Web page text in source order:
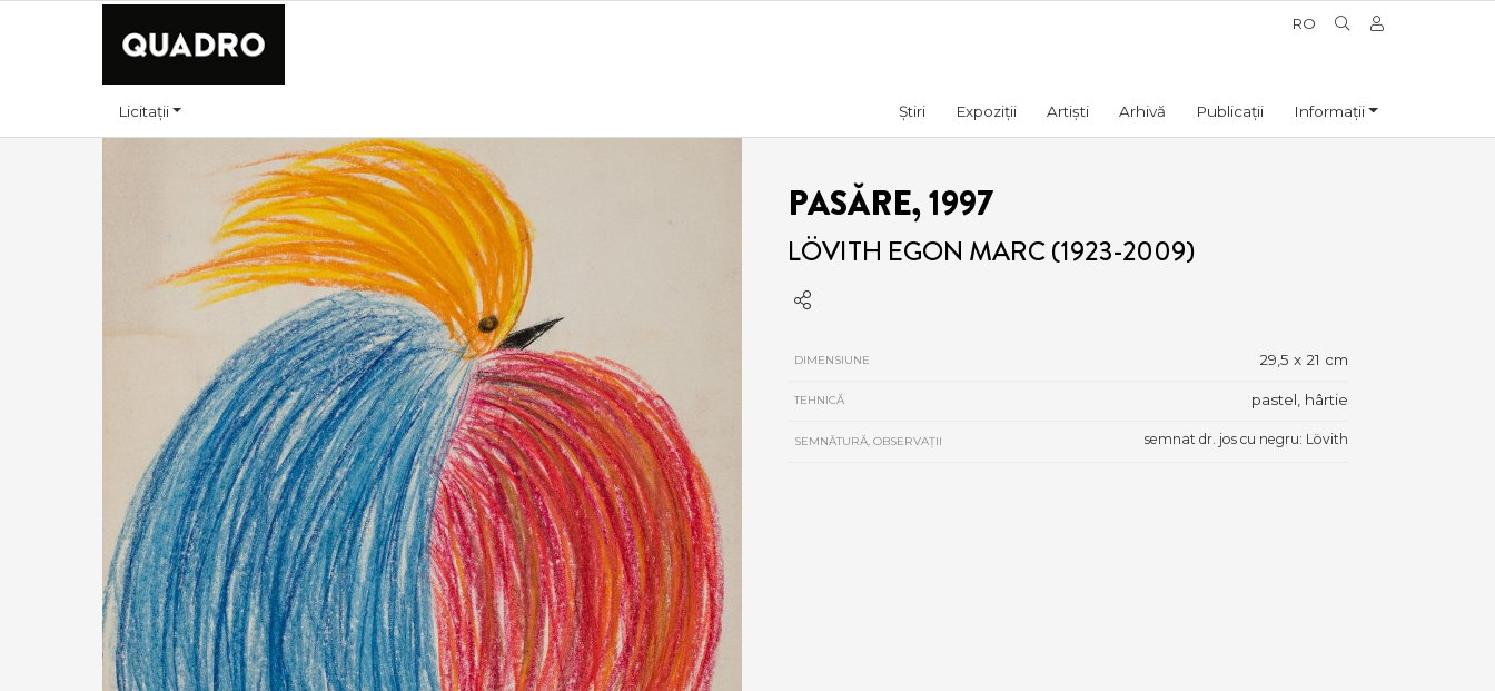
RO
Licitații Știri Expoziții Artiști Arhivă Publicații Informații
PASĂRE, 1997
LÖVITH EGON MARC (1923-2009)
DIMENSIUNE 29,5 x 21 cm
TEHNICĂ pastel, hârtie
SEMNĂTURĂ, OBSERVAȚII semnat dr. jos cu negru: Lövith